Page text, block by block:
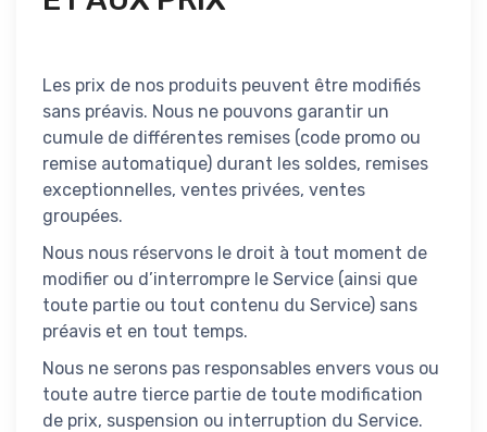
Les prix de nos produits peuvent être modifiés
sans préavis. Nous ne pouvons garantir un
cumule de différentes remises (code promo ou
remise automatique) durant les soldes, remises
exceptionnelles, ventes privées, ventes
groupées.
Nous nous réservons le droit à tout moment de
modifier ou d’interrompre le Service (ainsi que
toute partie ou tout contenu du Service) sans
préavis et en tout temps.
Nous ne serons pas responsables envers vous ou
toute autre tierce partie de toute modification
de prix, suspension ou interruption du Service.